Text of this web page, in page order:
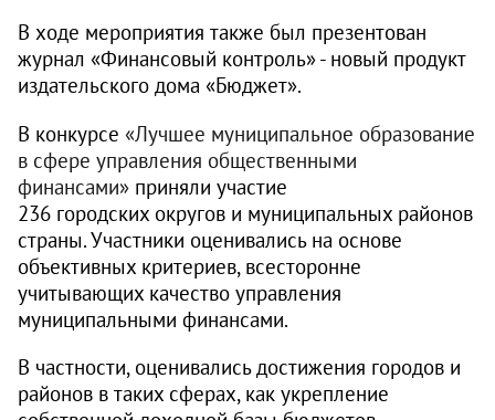
В ходе мероприятия также был презентован
журнал «Финансовый контроль» - новый продукт
издательского дома «Бюджет».
В конкурсе «Лучшее муниципальное образование
в сфере управления общественными
финансами» приняли участие
236 городских округов и муниципальных районов
страны. Участники оценивались на основе
объективных критериев, всесторонне
учитывающих качество управления
муниципальными финансами.
В частности, оценивались достижения городов и
районов в таких сферах, как укрепление